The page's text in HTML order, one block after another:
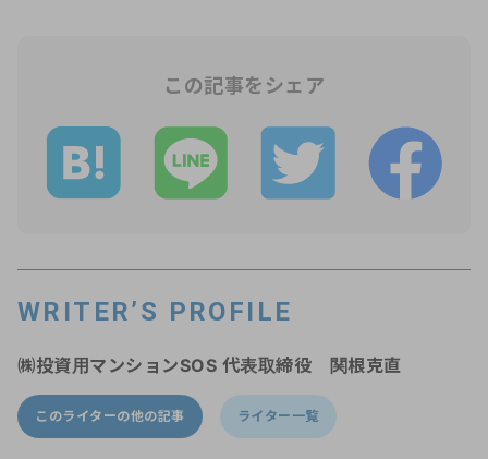
この記事をシェア
WRITER’S PROFILE
㈱投資用マンションSOS 代表取締役 関根克直
このライターの他の記事 ライター一覧